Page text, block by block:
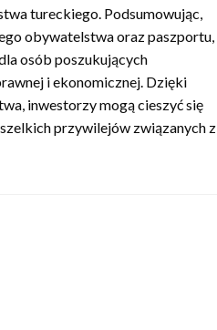
tureckiego. Podsumowując,
obywatelstwa oraz paszportu,
osób poszukujących
i ekonomicznej. Dzięki
inwestorzy mogą cieszyć się
przywilejów związanych z